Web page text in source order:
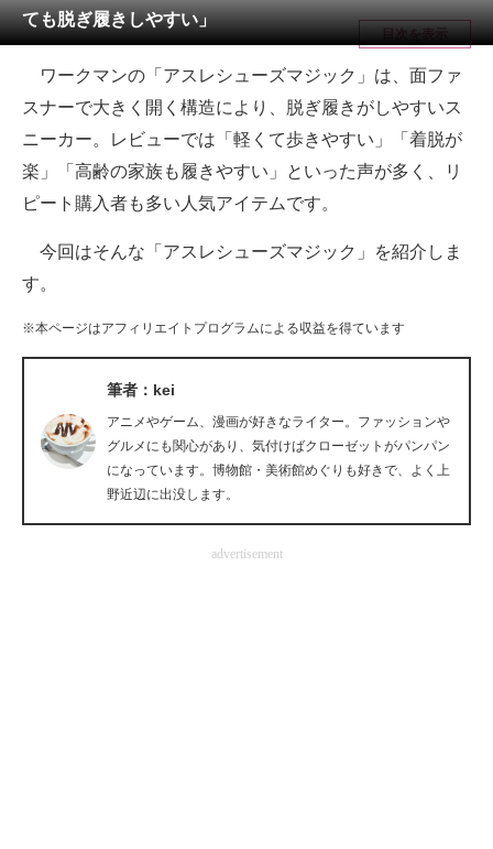
メディア
注目記事を集めた総合ページ
ITの今と未来を見通す
スマホと通信の最新トレンド
進化するPCとデバイスの未来
AI活用のいまが分かる
企業ITのトレンドを詳説
経営リーダーのコミュニティ
マーケ×ITの今がよく分かる
ITエンジニア向け専門サイト
ても脱ぎ履きしやすい」
目次を表示
ワークマンの「アスレシューズマジック」は、面ファ
スナーで大きく開く構造により、脱ぎ履きがしやすいス
ニーカー。レビューでは「軽くて歩きやすい」「着脱が
楽」「高齢の家族も履きやすい」といった声が多く、リ
ピート購入者も多い人気アイテムです。
今回はそんな「アスレシューズマジック」を紹介しま
す。
※本ページはアフィリエイトプログラムによる収益を得ています
筆者：kei
アニメやゲーム、漫画が好きなライター。ファッションや
グルメにも関心があり、気付けばクローゼットがパンパン
になっています。博物館・美術館めぐりも好きで、よく上
野近辺に出没します。
advertisement